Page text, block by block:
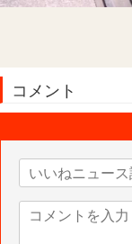
コメント